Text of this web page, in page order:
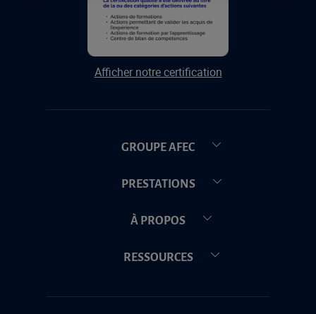
Afficher notre certification
GROUPE AFEC
PRESTATIONS
À PROPOS
RESSOURCES